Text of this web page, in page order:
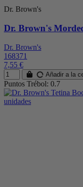
Dr. Brown's
Dr. Brown's
Dr. Brown's
168371
7,55 €
Añadir a la
Puntos Trébol: 0.7